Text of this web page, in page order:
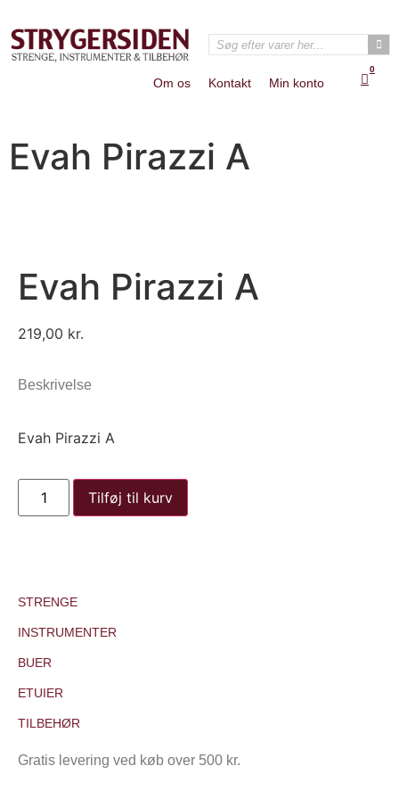
Om os Kontakt Min konto
0
STRENGE
INSTRUMENTER
BUER
ETUIER
TILBEHØR
Gratis levering ved køb over 500 kr.
Evah Pirazzi A
Evah Pirazzi A
219,00 kr.
Beskrivelse
Evah Pirazzi A
Tilføj til kurv